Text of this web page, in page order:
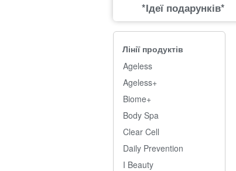
*Ідеї подарунків*
Лінії продуктів
Ageless
Ageless+
Biome+
Body Spa
Clear Cell
Daily Prevention
I Beauty